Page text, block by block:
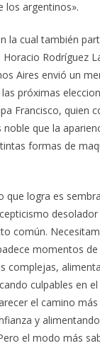
los argentinos».
la cual también
Rodríguez
Aires envió un
próximas
Francisco, quien
noble que la
formas de
que logra es
desolador
común.
momentos de
complejas,
culpables en
el camino más
y
el modo más